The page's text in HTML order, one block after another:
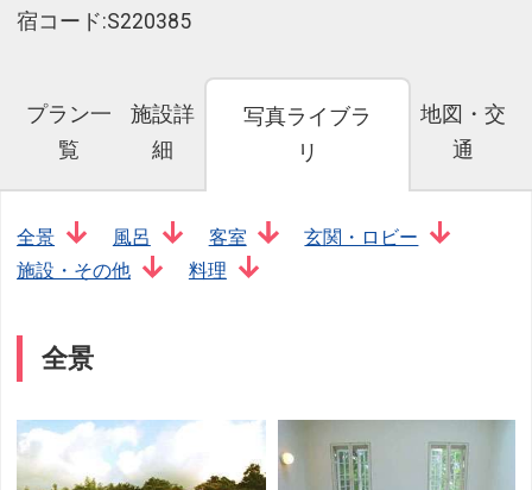
宿コード:S220385
プラン一
覧
施設詳
細
写真ライブラ
リ
地図・交
通
全景 風呂 客室
玄関・ロビー
施設・その他
料理
全景